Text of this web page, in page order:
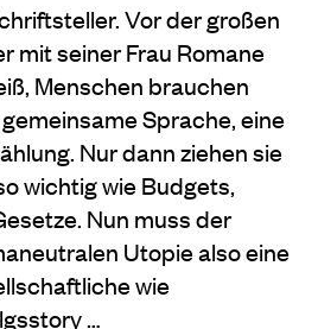
Vor der großen
mit seiner Frau Romane
Menschen brauchen
Sprache, eine
Nur dann ziehen sie
wichtig wie Budgets,
Nun muss der
Utopie also eine
wie
…